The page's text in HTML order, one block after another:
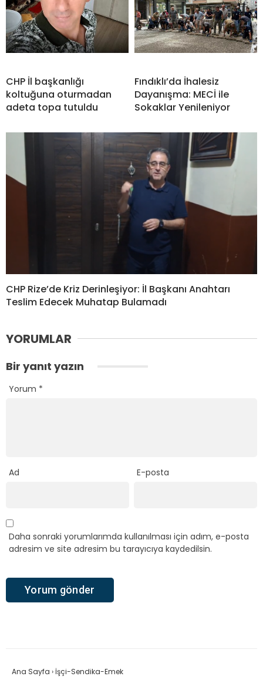
CHP İl başkanlığı
koltuğuna oturmadan
adeta topa tutuldu
Fındıklı’da İhalesiz
Dayanışma: MECİ ile
Sokaklar Yenileniyor
CHP Rize’de Kriz Derinleşiyor: İl Başkanı Anahtarı
Teslim Edecek Muhatap Bulamadı
YORUMLAR
Bir yanıt yazın
Yorum *
Ad E-posta
Daha sonraki yorumlarımda kullanılması için adım, e-posta
adresim ve site adresim bu tarayıcıya kaydedilsin.
Ana Sayfa › İşçi-Sendika-Emek